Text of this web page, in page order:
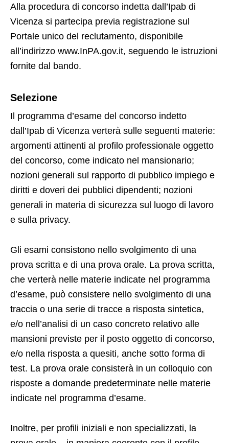
Alla procedura di concorso indetta dall’Ipab di
Vicenza si partecipa previa registrazione sul
Portale unico del reclutamento, disponibile
all’indirizzo www.InPA.gov.it, seguendo le istruzioni
fornite dal bando.
Selezione
Il programma d’esame del concorso indetto
dall’Ipab di Vicenza verterà sulle seguenti materie:
argomenti attinenti al profilo professionale oggetto
del concorso, come indicato nel mansionario;
nozioni generali sul rapporto di pubblico impiego e
diritti e doveri dei pubblici dipendenti; nozioni
generali in materia di sicurezza sul luogo di lavoro
e sulla privacy.
Gli esami consistono nello svolgimento di una
prova scritta e di una prova orale. La prova scritta,
che verterà nelle materie indicate nel programma
d’esame, può consistere nello svolgimento di una
traccia o una serie di tracce a risposta sintetica,
e/o nell’analisi di un caso concreto relativo alle
mansioni previste per il posto oggetto di concorso,
e/o nella risposta a quesiti, anche sotto forma di
test. La prova orale consisterà in un colloquio con
risposte a domande predeterminate nelle materie
indicate nel programma d’esame.
Inoltre, per profili iniziali e non specializzati, la